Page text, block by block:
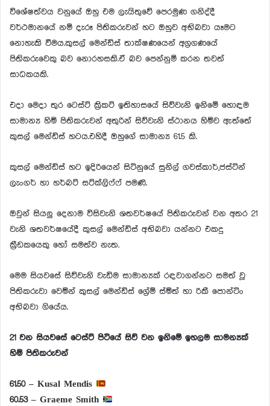
විශේෂත්වය වනුයේ ඔහු එම ලැයිතුවේ පෙරමුණ ගනිද්දී
වර්ථමානයේ නම් දැරූ පිතිකරුවන් හට ඔහුව අභිබවා යෑමට
නොහැකි වීමය.කුසල් මෙන්ඩිස් තාක්ෂණයෙන් අග්‍රගණයේ
පිතිකරුවෙකු බව නොරහසකි.ඒ බව පෙන්නුම් කරන තවත්
සාධකයකි.
එදා මෙදා තුර ටෙස්ට් ක්‍රිකට් ඉතිහාසයේ සිව්වැනි ඉනිමේ හොඳම
සාමාන්‍ය හිමි පිතිකරුවන් අතුරින් සිව්වැනි ස්ථානය හිමිව ඇත්තේ
කුසල් මෙන්ඩිස් හටය.එහිදී ඔහුගේ සාමාන්‍ය 61.5 කි.
කුසල් මෙන්ඩිස් හට ඉදිරියෙන් සිටිනුයේ සුනිල් ගවස්කාර්,ජස්ටින්
ලැංගර් හා හර්බට් සට්ක්ලිෆ්ෆ් පමණි.
ඔවුන් සියලු දෙනාම විසිවැනි ශතවර්ෂයේ පිතිකරුවන් වන අතර 21
වැනි ශතවර්ෂයේදී කුසල් මෙන්ඩිස් අභිබවා යන්නට එකදු
ක්‍රීඩකයෙකු හෝ සමත්ව නැත.
මෙම සියවසේ සිව්වැනි වැඩිම සාමාන්‍යක් රඳවාගන්නට සමත් වූ
පිතිකරුවා වෙමින් කුසල් මෙන්ඩිස් ග්‍රේම් ස්මිත් හා රිකී පොන්ටිං
අභිබවා ගියේය.
21 වන සියවසේ ටෙස්ට් පිටියේ සිව් වන ඉනිමේ ඉහලම සාමන්‍යක්
හිමි පිතිකරුවන්
61.50 – Kusal Mendis
60.53 – Graeme Smith